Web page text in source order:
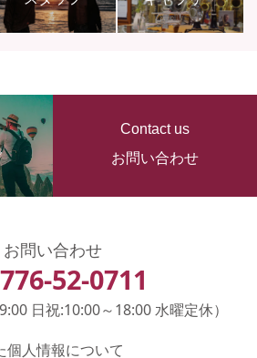
Contact us
お問い合わせ
お問い合わせ
52-0711
日祝:10:00～18:00 水曜定休）
個人情報について